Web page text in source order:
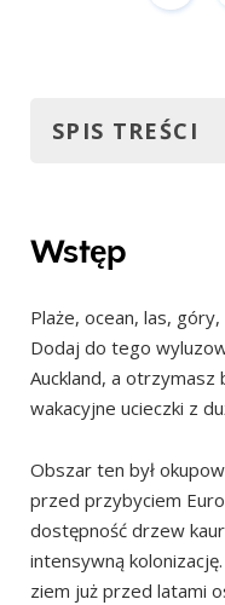
SPIS TREŚCI
Dzień 1 – Waihi,
Hot Water Beach,
Waihi
Whangamata
Wentworth Falls
Hot Water Beach
Cathedral Cove
Dzień 2 –
Opito Bay, Waiau
Wstęp
Plaże, ocean, las,
Dodaj do tego
Auckland, a otrzymasz
wakacyjne ucieczki z
Obszar ten był
przed przybyciem
dostępność drzew
intensywną
ziem już przed latami